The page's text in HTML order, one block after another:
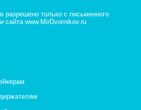
разрешено только с письменного
сайта www.MirDvornikov.ru